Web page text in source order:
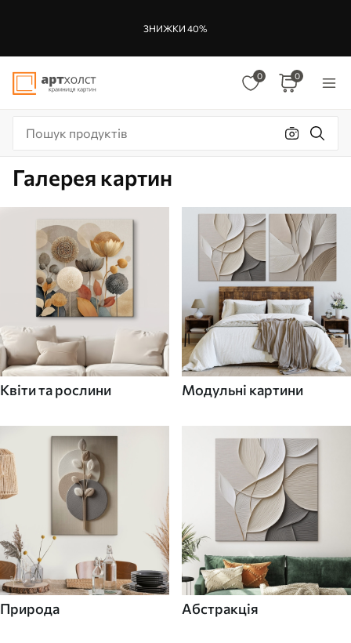
ЗНИЖКИ 40%
0 0
Галерея картин
Квіти та рослини Модульні картини
Природа Абстракція